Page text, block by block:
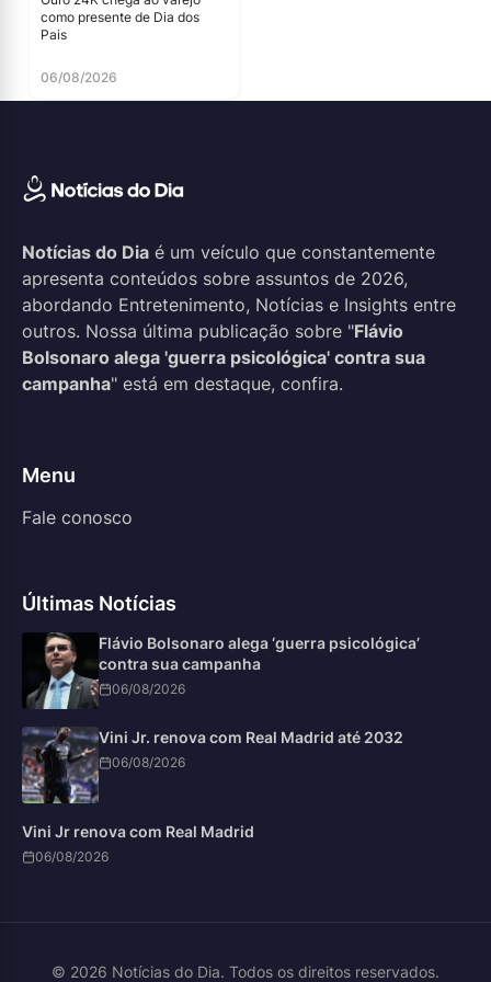
como presente de Dia dos
Pais
06/08/2026
Notícias do Dia é um veículo que constantemente
apresenta conteúdos sobre assuntos de 2026,
abordando Entretenimento, Notícias e Insights entre
outros. Nossa última publicação sobre "Flávio
Bolsonaro alega 'guerra psicológica' contra sua
campanha" está em destaque, confira.
Menu
Fale conosco
Últimas Notícias
Flávio Bolsonaro alega ‘guerra psicológica’
contra sua campanha
06/08/2026
Vini Jr. renova com Real Madrid até 2032
06/08/2026
Vini Jr renova com Real Madrid
06/08/2026
© 2026 Notícias do Dia. Todos os direitos reservados.